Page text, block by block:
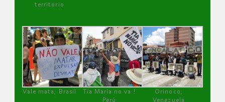
territorio
Vale mata, Brasil
Tía María no va !
Perú
Orinoco,
Venezuela